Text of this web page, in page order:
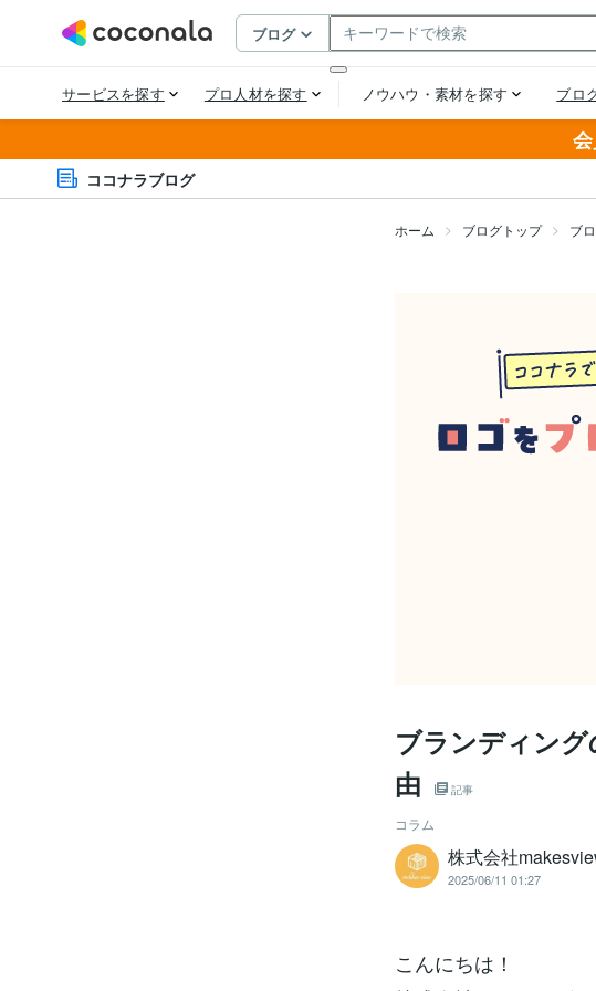
ココナラブログ
ホーム ブログトップ ブ
ブランディン
由
記事
コラム
株式会社
2025/06/11 01:27
こんにちは！